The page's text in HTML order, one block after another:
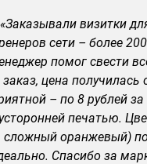
«Заказывали визитки
сети – более
помог свести
заказ, цена получилась
– по 8 рублей за
печатью.
сложный оранжевый)
Спасибо за